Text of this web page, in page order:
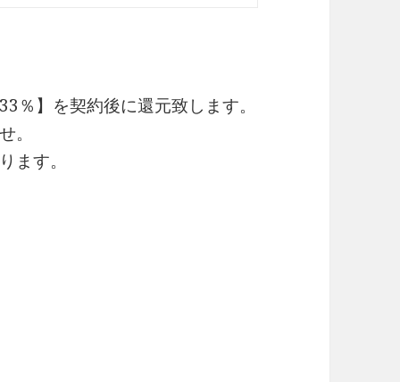
】を契約後に還元致します。
。
ます。